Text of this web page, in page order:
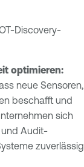
Discovery-
optimieren:
neue Sensoren,
beschafft und
sich
und Audit-
zuverlässig